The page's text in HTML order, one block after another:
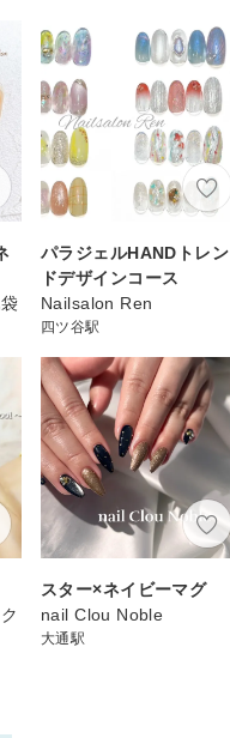
パラジェルHANDトレン
ドデザインコース
Nailsalon Ren
四ツ谷駅
スター×ネイビーマグ
nail Clou Noble
大通駅